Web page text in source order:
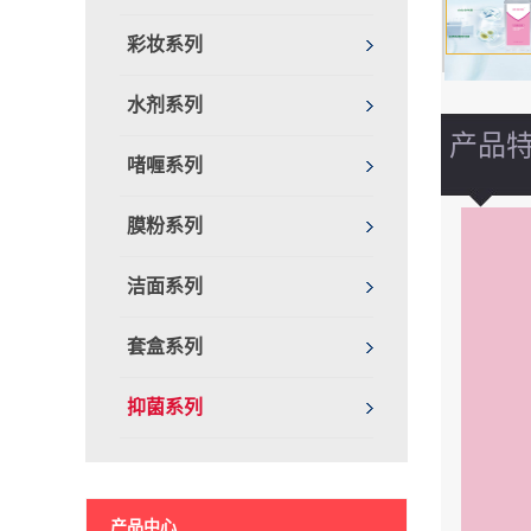
彩妆系列
水剂系列
啫喱系列
膜粉系列
洁面系列
套盒系列
抑菌系列
产品中心
产品